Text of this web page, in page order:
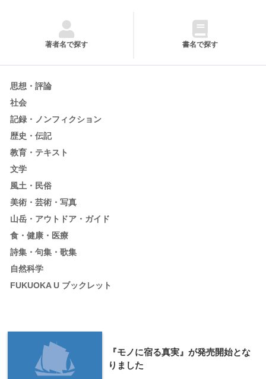
著者名で探す 書名で探す
思想・評論
社会
記録・ノンフィクション
歴史・伝記
教育・テキスト
文学
風土・民俗
美術・芸術・写真
山岳・アウトドア・ガイド
食・健康・医療
詩集・句集・歌集
自然科学
FUKUOKA U ブックレット
『モノに宿る真実』が発売開始とな
りました